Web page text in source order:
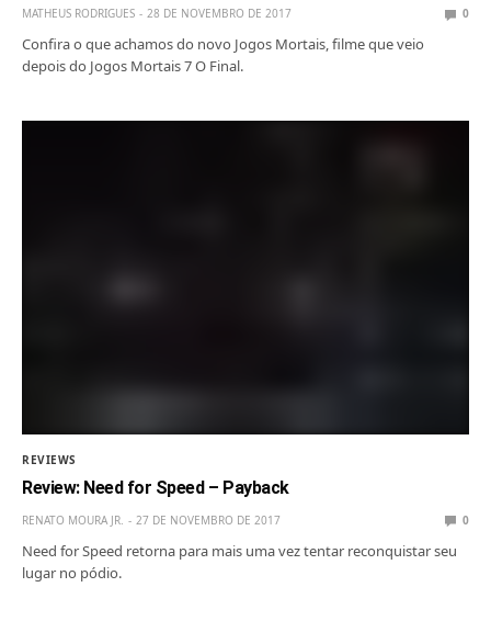
MATHEUS RODRIGUES 28 DE NOVEMBRO DE 2017 0
Confira o que achamos do novo Jogos Mortais, filme que veio
depois do Jogos Mortais 7 O Final.
REVIEWS
Review: Need for Speed – Payback
RENATO MOURA JR. 27 DE NOVEMBRO DE 2017 0
Need for Speed retorna para mais uma vez tentar reconquistar seu
lugar no pódio.